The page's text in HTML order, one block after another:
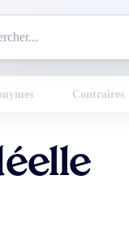
Contraires